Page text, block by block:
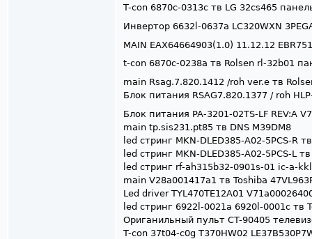
T-con 6870c-0313c тв LG 32cs465
Инвертор 6632l-0637a LC320WXN
MAIN EAX64664903(1.0) 11.12.12
t-con 6870c-0238a тв Rolsen rl-32b01
main Rsag.7.820.1412 /roh ver.e тв
Блок питания RSAG7.820.1377 / roh
Блок питания PA-3201-02TS-LF REV:A
main tp.sis231.pt85 тв DNS M39DM8
led стринг MKN-DLED385-A02-5PCS-R
led стринг MKN-DLED385-A02-5PCS-L
led стринг rf-ah315b32-0901s-01 ic-a-
main V28a001417a1 тв Toshiba
Led driver TYL470TE12A01
led стринг 6922l-0021a 6920l-0001c тв
Ориганильный пульт CT-90405
T-con 37t04-c0g T370HW02